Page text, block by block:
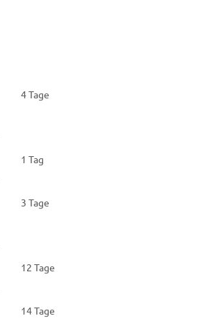
4 Tage
1 Tag
3 Tage
12 Tage
14 Tage